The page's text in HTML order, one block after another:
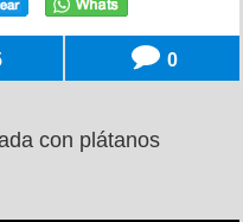
0
con plátanos